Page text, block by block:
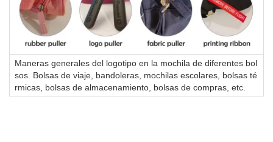
Maneras generales del logotipo en la mochila de diferentes bol
sos. Bolsas de viaje, bandoleras, mochilas escolares, bolsas té
rmicas, bolsas de almacenamiento, bolsas de compras, etc.